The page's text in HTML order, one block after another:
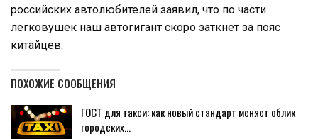
российских автолюбителей заявил, что по части
легковушек наш автогигант скоро заткнет за пояс
китайцев.
ПОХОЖИЕ СООБЩЕНИЯ
ГОСТ для такси: как новый стандарт меняет облик
городских…